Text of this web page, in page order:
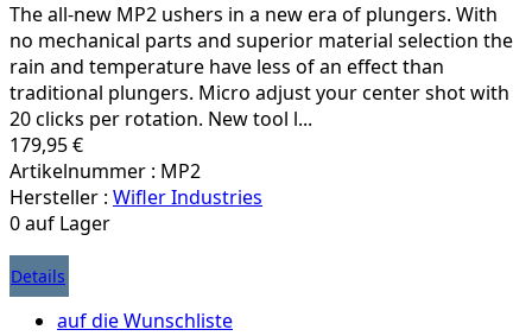
The all-new MP2 ushers in a new era of plungers. With
no mechanical parts and superior material selection the
rain and temperature have less of an effect than
traditional plungers. Micro adjust your center shot with
20 clicks per rotation. New tool l...
179,95 €
Artikelnummer : MP2
Hersteller : Wifler Industries
0 auf Lager
Details
auf die Wunschliste